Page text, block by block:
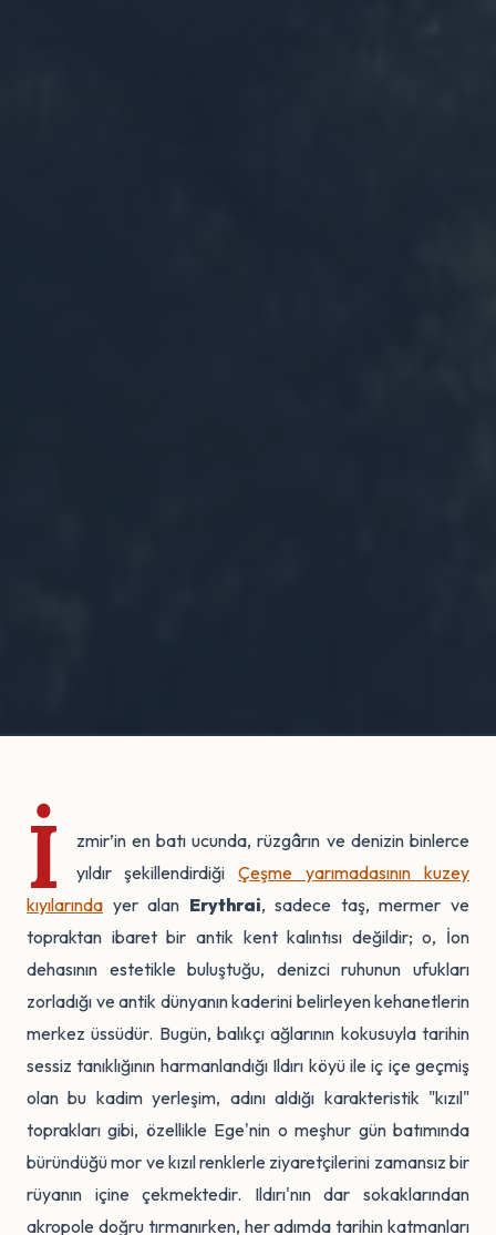
İ
zmir’in en batı ucunda, rüzgârın ve denizin binlerce
yıldır şekillendirdiğiÇeşme yarımadasının kuzey
kıyılarında yer alan Erythrai, sadece taş, mermer ve
topraktan ibaret bir antik kent kalıntısı değildir; o, İon
dehasının estetikle buluştuğu, denizci ruhunun ufukları
zorladığı ve antik dünyanın kaderini belirleyen kehanetlerin
merkez üssüdür. Bugün, balıkçı ağlarının kokusuyla tarihin
sessiz tanıklığının harmanlandığı Ildırı köyü ile iç içe geçmiş
olan bu kadim yerleşim, adını aldığı karakteristik "kızıl"
toprakları gibi, özellikle Ege'nin o meşhur gün batımında
büründüğü mor ve kızıl renklerle ziyaretçilerini zamansız bir
rüyanın içine çekmektedir. Ildırı'nın dar sokaklarından
akropole doğru tırmanırken, her adımda tarihin katmanları